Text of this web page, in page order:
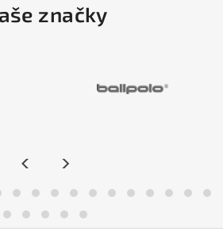
značky
< >